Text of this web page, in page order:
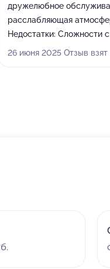
дружелюбное
расслабляющая
Недостатки: Сложности
или долгий ожидание,
в центре внимания и
26 июня 2025 Отзыв взят